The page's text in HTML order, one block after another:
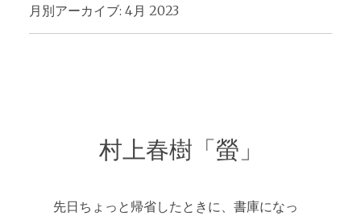
ー
月別アーカイブ: 4月 2023
村上春樹「螢」
先日ちょっと帰省したときに、書庫になっ